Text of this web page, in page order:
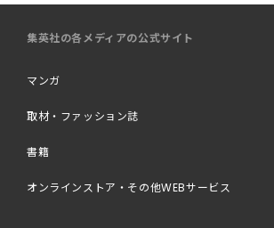
集英社の各メディアの公式サイト
マンガ
取材・ファッション誌
書籍
オンラインストア・その他WEBサービス